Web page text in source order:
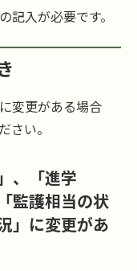
記入が必要です。
変更がある場合
さい。
、「進学
監護相当の状
」に変更があ